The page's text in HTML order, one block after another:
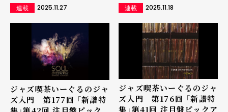
連載 2025.11.27 連載 2025.11.18
ジャズ喫茶いーぐるのジャ
ズ入門 第177回 「新譜特
ジャズ喫茶いーぐるのジャ
ズ入門 第176回 「新譜特
集」第41回 注目盤ピックア